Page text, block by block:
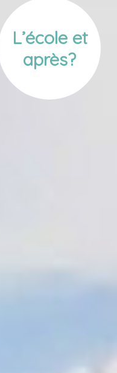
L’école et
après?